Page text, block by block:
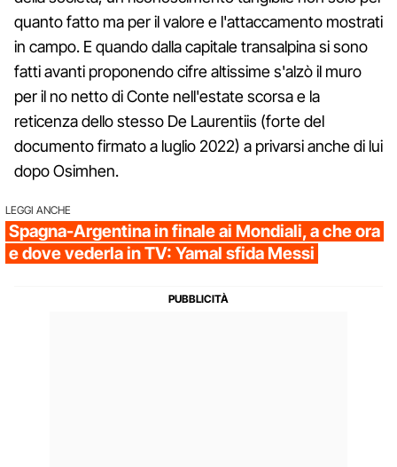
quanto fatto ma per il valore e l'attaccamento mostrati
in campo. E quando dalla capitale transalpina si sono
fatti avanti proponendo cifre altissime s'alzò il muro
per il no netto di Conte nell'estate scorsa e la
reticenza dello stesso De Laurentiis (forte del
documento firmato a luglio 2022) a privarsi anche di lui
dopo Osimhen.
LEGGI ANCHE
Spagna-Argentina in finale ai Mondiali, a che ora
e dove vederla in TV: Yamal sfida Messi